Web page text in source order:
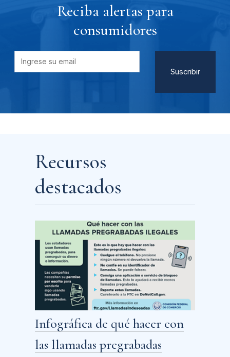
Reciba alertas para
consumidores
Recursos
destacados
Infográfica de qué hacer con
las llamadas pregrabadas